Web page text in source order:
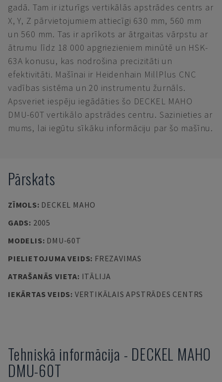
gadā. Tam ir izturīgs vertikālās apstrādes centrs ar
X, Y, Z pārvietojumiem attiecīgi 630 mm, 560 mm
un 560 mm. Tas ir aprīkots ar ātrgaitas vārpstu ar
ātrumu līdz 18 000 apgriezieniem minūtē un HSK-
63A konusu, kas nodrošina precizitāti un
efektivitāti. Mašīnai ir Heidenhain MillPlus CNC
vadības sistēma un 20 instrumentu žurnāls.
Apsveriet iespēju iegādāties šo DECKEL MAHO
DMU-60T vertikālo apstrādes centru. Sazinieties ar
mums, lai iegūtu sīkāku informāciju par šo mašīnu.
Pārskats
ZĪMOLS: DECKEL MAHO
GADS: 2005
MODELIS: DMU-60T
PIELIETOJUMA VEIDS: FREZAVIMAS
ATRAŠANĀS VIETA: ITĀLIJA
IEKĀRTAS VEIDS: VERTIKĀLAIS APSTRĀDES CENTRS
Tehniskā informācija - DECKEL MAHO
DMU-60T